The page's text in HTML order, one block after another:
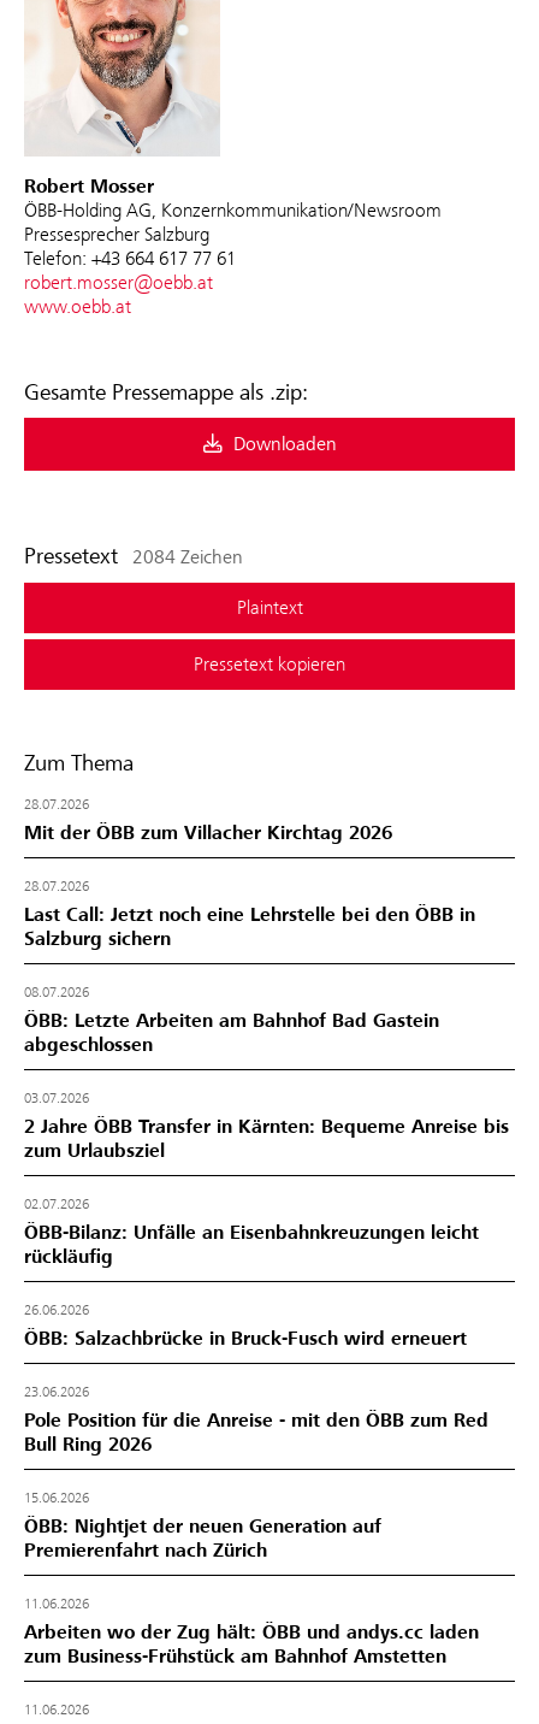
Robert Mosser
ÖBB-Holding AG, Konzernkommunikation/Newsroom
Pressesprecher Salzburg
Telefon: +43 664 617 77 61
robert.mosser@oebb.at
www.oebb.at
Gesamte Pressemappe als .zip:
Downloaden
Pressetext 2084 Zeichen
Plaintext
Pressetext kopieren
Zum Thema
28.07.2026
Mit der ÖBB zum Villacher Kirchtag 2026
28.07.2026
Last Call: Jetzt noch eine Lehrstelle bei den ÖBB in
Salzburg sichern
08.07.2026
ÖBB: Letzte Arbeiten am Bahnhof Bad Gastein
abgeschlossen
03.07.2026
2 Jahre ÖBB Transfer in Kärnten: Bequeme Anreise bis
zum Urlaubsziel
02.07.2026
ÖBB-Bilanz: Unfälle an Eisenbahnkreuzungen leicht
rückläufig
26.06.2026
ÖBB: Salzachbrücke in Bruck-Fusch wird erneuert
23.06.2026
Pole Position für die Anreise - mit den ÖBB zum Red
Bull Ring 2026
15.06.2026
ÖBB: Nightjet der neuen Generation auf
Premierenfahrt nach Zürich
11.06.2026
Arbeiten wo der Zug hält: ÖBB und andys.cc laden
zum Business-Frühstück am Bahnhof Amstetten
11.06.2026